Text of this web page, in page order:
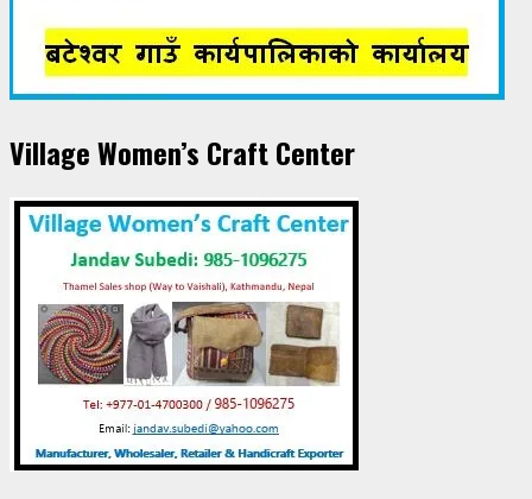
Village Women’s Craft Center